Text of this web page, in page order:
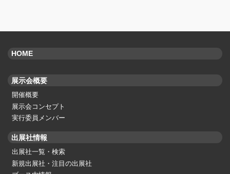
HOME
展示会概要
開催概要
展示会コンセプト
実行委員メンバー
出展社情報
出展社一覧・検索
新規出展社・注目の出展社